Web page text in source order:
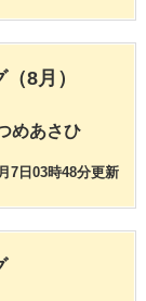
8月）
めあさひ
7日03時48分更新